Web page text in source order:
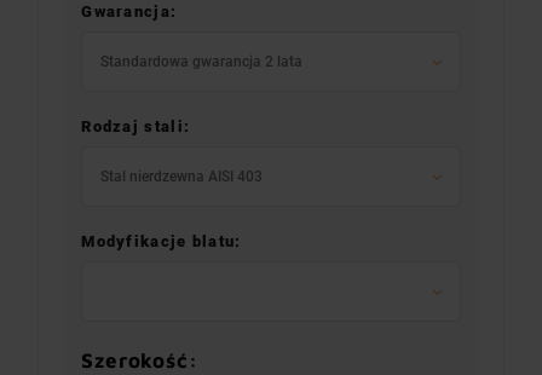
Gwarancja:
Standardowa gwarancja 2 lata
Rodzaj stali:
Stal nierdzewna AISI 403
Modyfikacje blatu:
Szerokość: